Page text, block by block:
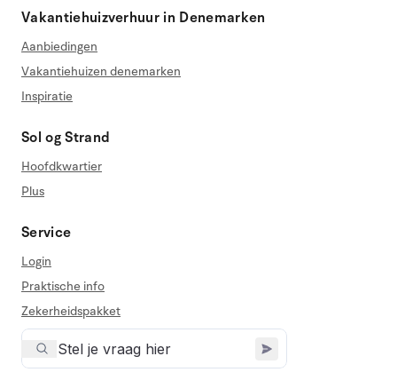
Vakantiehuizverhuur in Denemarken
Aanbiedingen
Vakantiehuizen denemarken
Inspiratie
Sol og Strand
Hoofdkwartier
Plus
Service
Login
Praktische info
Zekerheidspakket